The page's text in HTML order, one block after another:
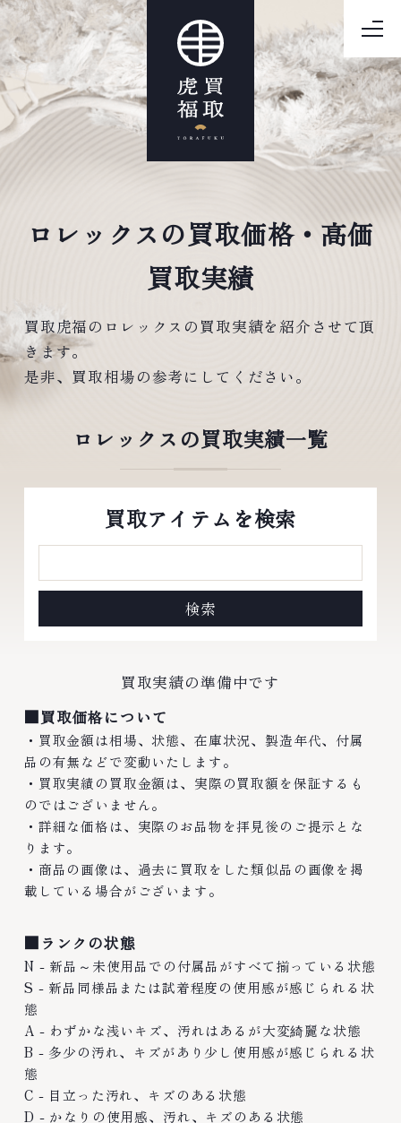
ロレックスの買取価格・高価
買取実績
買取虎福のロレックスの買取実績を紹介させて頂
きます。
是非、買取相場の参考にしてください。
ロレックスの買取実績一覧
買取アイテムを検索
買取実績の準備中です
■買取価格について
・買取金額は相場、状態、在庫状況、製造年代、付属
品の有無などで変動いたします。
・買取実績の買取金額は、実際の買取額を保証するも
のではございません。
・詳細な価格は、実際のお品物を拝見後のご提示とな
ります。
・商品の画像は、過去に買取をした類似品の画像を掲
載している場合がございます。
■ランクの状態
N - 新品～未使用品での付属品がすべて揃っている状態
S - 新品同様品または試着程度の使用感が感じられる状
態
A - わずかな浅いキズ、汚れはあるが大変綺麗な状態
B - 多少の汚れ、キズがあり少し使用感が感じられる状
態
C - 目立った汚れ、キズのある状態
D - かなりの使用感、汚れ、キズのある状態